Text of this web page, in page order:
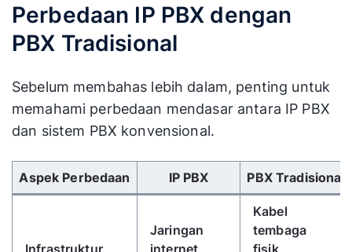
Perbedaan IP PBX dengan
PBX Tradisional
Sebelum membahas lebih dalam, penting untuk
memahami perbedaan mendasar antara IP PBX
dan sistem PBX konvensional.
Gunakan tombol panah kiri/kanan untuk
Aspek Perbedaan IP PBX PBX Tradisional
Infrastruktur
Jaringan
internet
Kabel
tembaga
fisik,